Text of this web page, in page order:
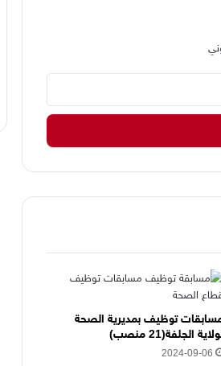
توظيف بمديرية الصحة
الجلفة(21 منصب)
2024-09-06